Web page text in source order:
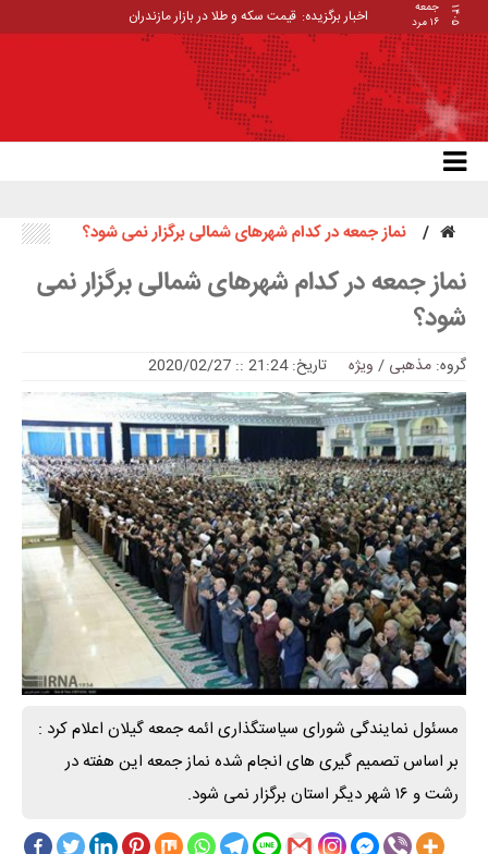
۱۴۰۵
جمعه
۱۶ مرد
اخبار برگزیده: قیمت سکه و طلا در بازار مازندران
نماز جمعه در کدام شهرهای شمالی برگزار نمی شود؟
نماز جمعه در کدام شهرهای شمالی برگزار نمی
شود؟
گروه: مذهبی / ویژه تاریخ: 21:24 :: 2020/02/27
مسئول نمایندگی شورای سیاستگذاری ائمه جمعه گیلان اعلام کرد :
بر اساس تصمیم گیری های انجام شده نماز جمعه این هفته در
رشت و ۱۶ شهر دیگر استان برگزار نمی شود.